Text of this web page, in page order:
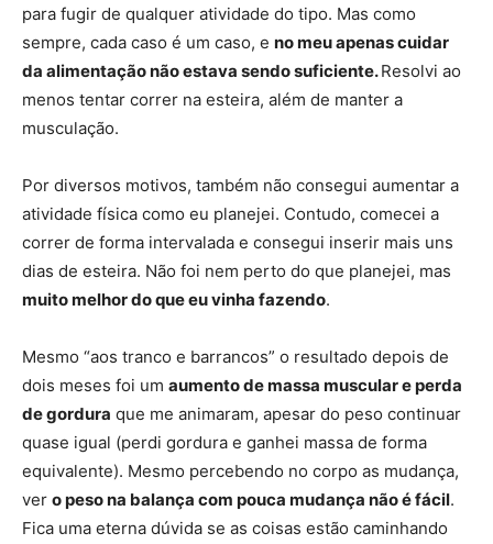
para fugir de qualquer atividade do tipo. Mas como
sempre, cada caso é um caso, e no meu apenas cuidar
da alimentação não estava sendo suficiente.Resolvi ao
menos tentar correr na esteira, além de manter a
musculação.
Por diversos motivos, também não consegui aumentar a
atividade física como eu planejei. Contudo, comecei a
correr de forma intervalada e consegui inserir mais uns
dias de esteira. Não foi nem perto do que planejei, mas
muito melhor do que eu vinha fazendo.
Mesmo “aos tranco e barrancos” o resultado depois de
dois meses foi um aumento de massa muscular e perda
de gordura que me animaram, apesar do peso continuar
quase igual (perdi gordura e ganhei massa de forma
equivalente). Mesmo percebendo no corpo as mudança,
ver o peso na balança com pouca mudança não é fácil.
Fica uma eterna dúvida se as coisas estão caminhando